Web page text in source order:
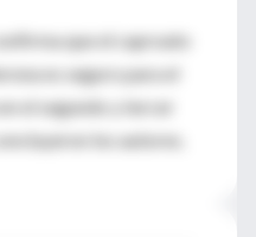
que el caproato
es seguro para el
el segundo y tercer
los autores.